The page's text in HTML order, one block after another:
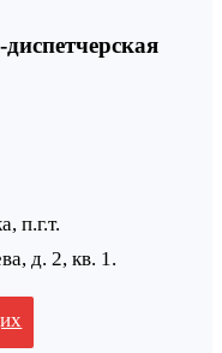
п.г.т.
д. 2, кв. 1.